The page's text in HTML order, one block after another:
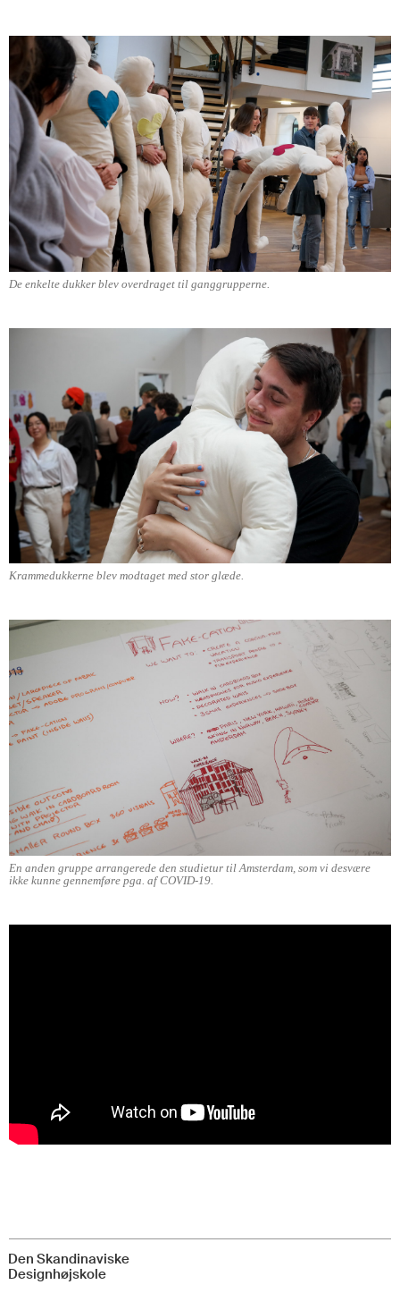
De enkelte dukker blev overdraget til ganggrupperne.
Krammedukkerne blev modtaget med stor glæde.
En anden gruppe arrangerede den studietur til Amsterdam, som vi desvære
ikke kunne gennemføre pga. af COVID-19.
Den Skandinaviske
Designhøjskole